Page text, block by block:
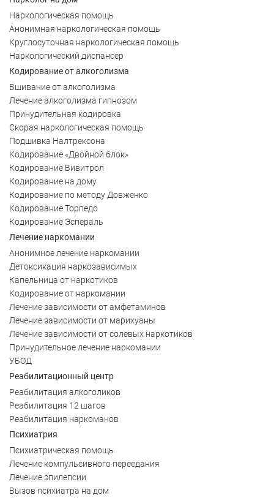
Наркологическая помощь
Анонимная наркологическая помощь
Круглосуточная наркологическая помощь
Наркологический диспансер
Кодирование от алкоголизма
Вшивание от алкоголизма
Лечение алкоголизма гипнозом
Принудительная кодировка
Скорая наркологическая помощь
Подшивка Налтрексона
Кодирование «Двойной блок»
Кодирование Вивитрол
Кодирование на дому
Кодирование по методу Довженко
Кодирование Торпедо
Кодирование Эспераль
Лечение наркомании
Анонимное лечение наркомании
Детоксикация наркозависимых
Капельница от наркотиков
Кодирование от наркомании
Лечение зависимости от амфетаминов
Лечение зависимости от марихуаны
Лечение зависимости от солевых наркотиков
Принудительное лечение наркомании
УБОД
Реабилитационный центр
Реабилитация алкоголиков
Реабилитация 12 шагов
Реабилитация наркоманов
Психиатрия
Психиатрическая помощь
Лечение компульсивного переедания
Лечение эпилепсии
Вызов психиатра на дом